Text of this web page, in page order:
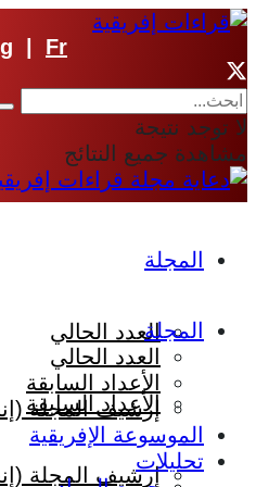
Fr
لا توجد نتيجة
مشاهدة جميع النتائج
المجلة
العدد الحالي
الأعداد السابقة
إرشيف المجلة
المجلة
العدد الحالي
الأعداد السابقة
إرشيف المجلة
الموسوعة الإفريقية
تحليلات